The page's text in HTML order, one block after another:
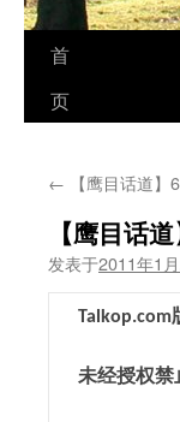
跳
至
文
首
页
← 【鹰目话道】
【鹰目话
发表于2011年1
Talkop.com
未经授权禁